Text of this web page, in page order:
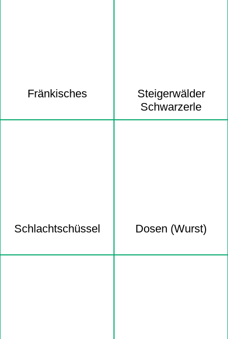
Fränkisches
Steigerwälder
Schwarzerle
Schlacht­schüssel Dosen (Wurst)